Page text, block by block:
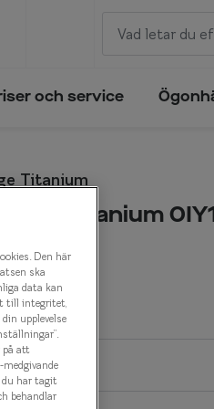
och service
Titanium
Edge Titanium
Den här
ska
data kan
till integritet,
upplevelse
på att
du har tagit
behandlar